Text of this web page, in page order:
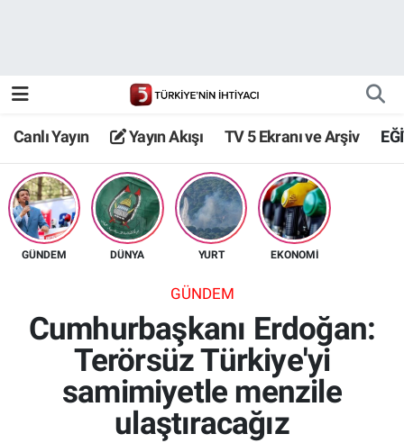
Canlı Yayın Yayın Akışı TV 5 Ekranı ve Arşiv
GÜNDEM DÜNYA YURT EKONOMİ
GÜNDEM
Cumhurbaşkanı Erdoğan:
Terörsüz Türkiye'yi
samimiyetle menzile
ulaştıracağız
TV 5 Ekranı ve Arşiv